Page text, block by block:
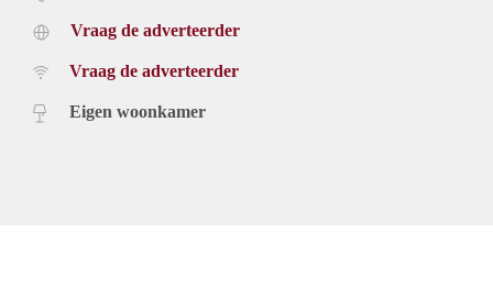
Vraag de adverteerder
Vraag de adverteerder
Eigen woonkamer